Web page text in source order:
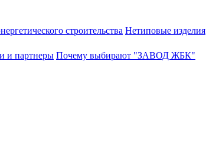
строительства Нетиповые изделия
и партнеры Почему выбирают "ЗАВОД ЖБК"